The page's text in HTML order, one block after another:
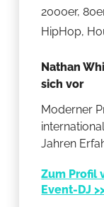
2000er,
HipHop,
Nathan
sich vor
Moderner
Jahren
Partys,
Zum Profil
Event-DJ